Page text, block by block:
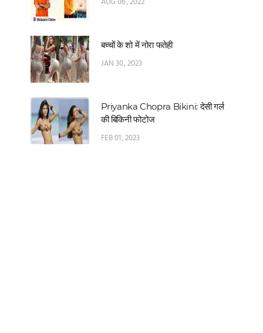
बच्चों के शो में नोरा फतेही
JAN 30, 2023
Priyanka Chopra Bikini: देसी गर्ल
की बिकिनी फोटोज
FEB 01, 2023